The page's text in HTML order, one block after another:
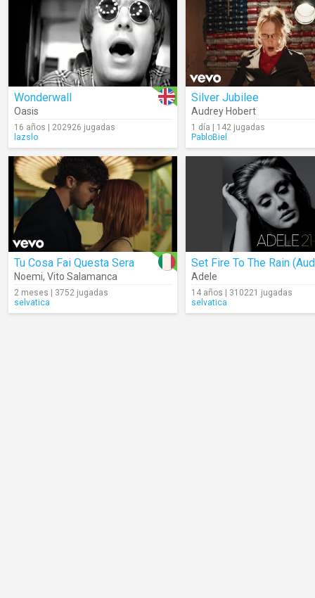
Wonderwall
Oasis
16 años | 202926 jugadas
lazslo
Silver Jubilee
Audrey Hobert
1 día | 142 jugadas
PabloBiel
Tu Cosa Fai Questa Sera
Noemi, Vito Salamanca
2 meses | 3752 jugadas
selvatica
Set Fire To The Rain
Adele
14 años | 310221 jugadas
selvatica